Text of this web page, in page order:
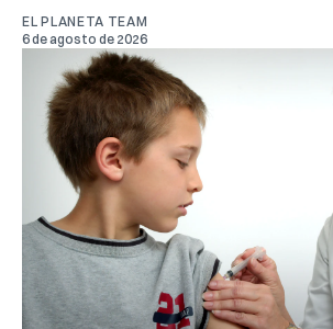
EL PLANETA TEAM
6 de agosto de 2026